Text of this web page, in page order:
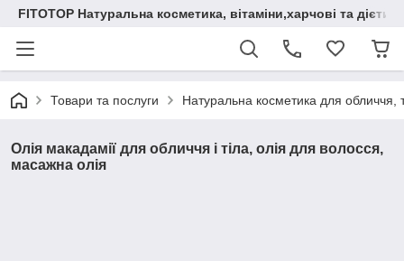
FITOTOP Натуральна косметика, вітаміни,харчові та
Товари та послуги Натуральна косметика для обличчя,
Олія макадамії для обличчя і тіла, олія для волосся,
масажна олія